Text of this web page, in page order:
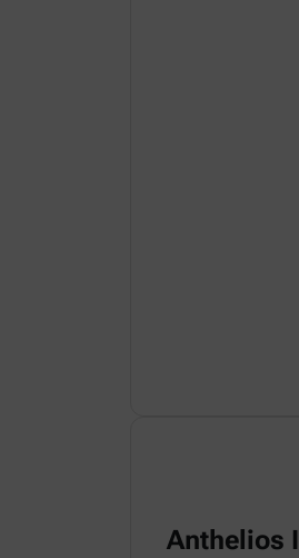
Anthelios